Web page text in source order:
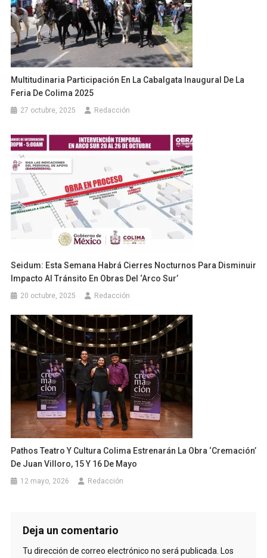
Multitudinaria Participación En La Cabalgata Inaugural De La
Feria De Colima 2025
27 octubre, 2025 Redacción
Seidum: Esta Semana Habrá Cierres Nocturnos Para Disminuir
Impacto Al Tránsito En Obras Del ‘Arco Sur’
20 octubre, 2025 Redacción
Pathos Teatro Y Cultura Colima Estrenarán La Obra ‘Cremación’
De Juan Villoro, 15 Y 16 De Mayo
12 mayo, 2026 Redacción
Deja un comentario
Tu dirección de correo electrónico no será publicada. Los